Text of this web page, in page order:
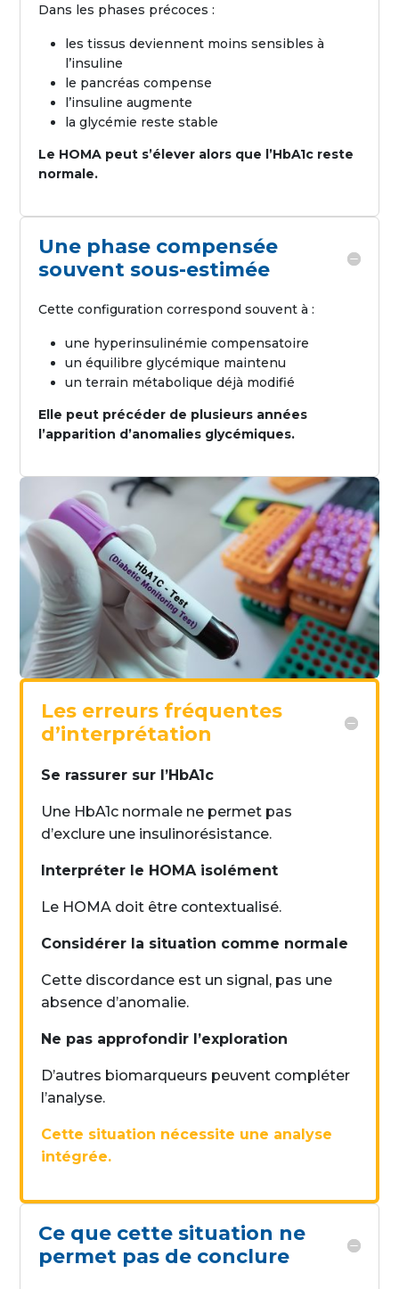
Dans les phases précoces :
les tissus deviennent moins sensibles à
l’insuline
le pancréas compense
l’insuline augmente
la glycémie reste stable
Le HOMA peut s’élever alors que l’HbA1c reste
normale.
Une phase compensée
souvent sous-estimée
Cette configuration correspond souvent à :
une hyperinsulinémie compensatoire
un équilibre glycémique maintenu
un terrain métabolique déjà modifié
Elle peut précéder de plusieurs années
l’apparition d’anomalies glycémiques.
Les erreurs fréquentes
d’interprétation
Se rassurer sur l’HbA1c
Une HbA1c normale ne permet pas
d’exclure une insulinorésistance.
Interpréter le HOMA isolément
Le HOMA doit être contextualisé.
Considérer la situation comme normale
Cette discordance est un signal, pas une
absence d’anomalie.
Ne pas approfondir l’exploration
D’autres biomarqueurs peuvent compléter
l’analyse.
Cette situation nécessite une analyse
intégrée.
Ce que cette situation ne
permet pas de conclure